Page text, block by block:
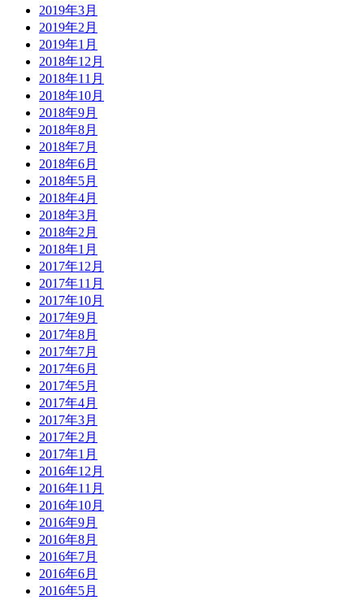
2019年3月
2019年2月
2019年1月
2018年12月
2018年11月
2018年10月
2018年9月
2018年8月
2018年7月
2018年6月
2018年5月
2018年4月
2018年3月
2018年2月
2018年1月
2017年12月
2017年11月
2017年10月
2017年9月
2017年8月
2017年7月
2017年6月
2017年5月
2017年4月
2017年3月
2017年2月
2017年1月
2016年12月
2016年11月
2016年10月
2016年9月
2016年8月
2016年7月
2016年6月
2016年5月